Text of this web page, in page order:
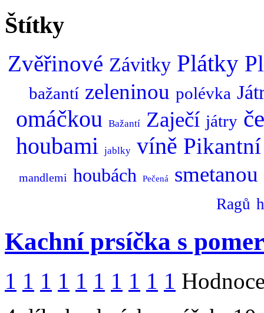
Štítky
Zvěřinové Závitky Plátky
bažantí zeleninou polévka
omáčkou Bažantí Zaječí játry
houbami jablky víně Pikantní
mandlemi houbách Pečená smetanou
Ragů
Kachní prsíčka s
1 1 1 1 1 1 1 1 1 1